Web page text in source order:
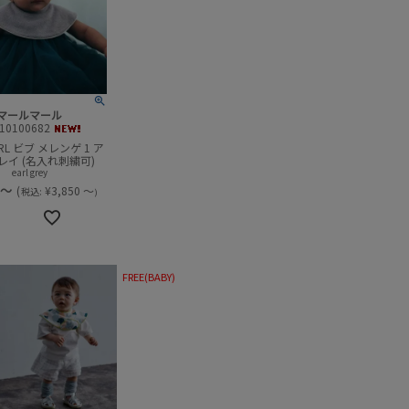
ールマール
ビブ メレンゲ 1 ア
イ (名入れ刺繍可)
earl grey
(税込: ¥3,850 ～)
FREE(BABY)